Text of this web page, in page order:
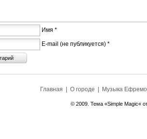
Имя *
E-mail (не публикуется) *
Главная О городе Музыка
© 2009. Тема «Simple Magic«